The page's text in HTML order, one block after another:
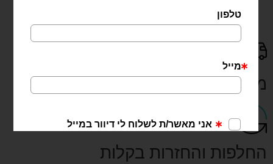
משלוח מהיר עד 3 ימים
החלפות והחזרות בקלות